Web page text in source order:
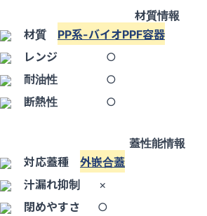
材質情報
材質 PP系-バイオPPF容器
レンジ
○
耐油性
○
断熱性
○
蓋性能情報
対応蓋種 外嵌合蓋
汁漏れ抑制
×
閉めやすさ
○